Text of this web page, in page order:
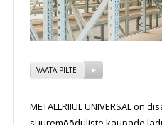
VAATA PILTE
METALLRIIUL UNIVERSAL on